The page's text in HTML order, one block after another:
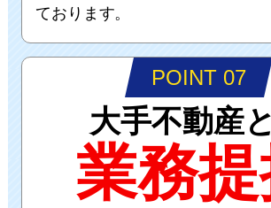
ております。
POINT 07
大手不動産
業務